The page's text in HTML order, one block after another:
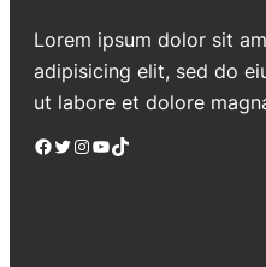
Lorem ipsum dolor sit
adipisicing elit, sed do
ut labore et dolore
Facebook Twitter Instagram YouTube TikTok